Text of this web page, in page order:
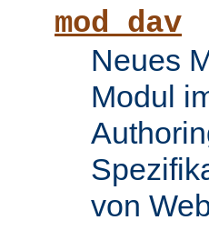
mod_dav
Neues
Modul
von